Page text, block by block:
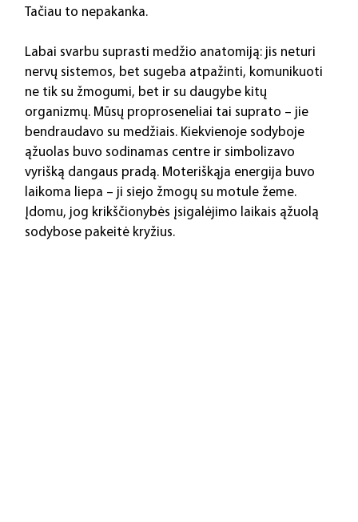
Tačiau to nepakanka.
Labai svarbu suprasti medžio anatomiją: jis neturi
nervų sistemos, bet sugeba atpažinti, komunikuoti
ne tik su žmogumi, bet ir su daugybe kitų
organizmų. Mūsų proproseneliai tai suprato – jie
bendraudavo su medžiais. Kiekvienoje sodyboje
ąžuolas buvo sodinamas centre ir simbolizavo
vyrišką dangaus pradą. Moteriškąja energija buvo
laikoma liepa – ji siejo žmogų su motule žeme.
Įdomu, jog krikščionybės įsigalėjimo laikais ąžuolą
sodybose pakeitė kryžius.